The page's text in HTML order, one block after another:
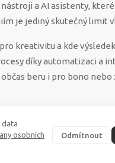
a AI asistenty,
je jediný skutečný limit
kreativitu a kde
díky automatizaci a
beru i pro bono
data
osobních
Odmítnout